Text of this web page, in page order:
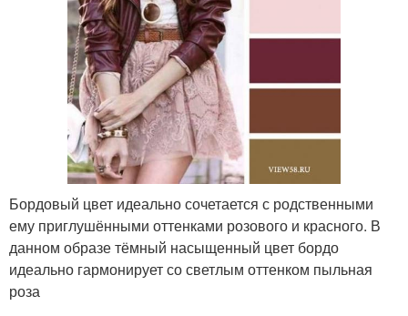
Бордовый цвет идеально сочетается с родственными
ему приглушёнными оттенками розового и красного. В
данном образе тёмный насыщенный цвет бордо
идеально гармонирует со светлым оттенком пыльная
роза